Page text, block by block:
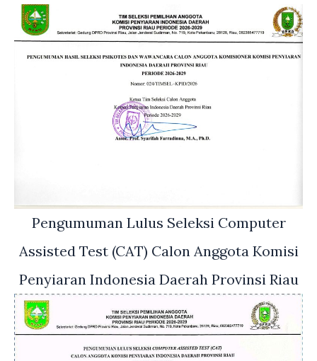
Pengumuman Lulus Seleksi Computer
Assisted Test (CAT) Calon Anggota Komisi
Penyiaran Indonesia Daerah Provinsi Riau